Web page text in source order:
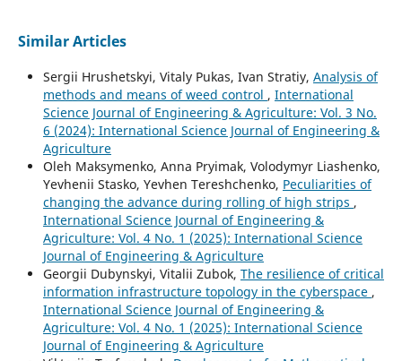
Similar Articles
Sergiі Hrushetskyі, Vitaly Pukas, Ivan Stratiy, Analysis of
methods and means of weed control , International
Science Journal of Engineering & Agriculture: Vol. 3 No.
6 (2024): International Science Journal of Engineering &
Agriculture
Oleh Maksymenko, Anna Pryimak, Volodymyr Liashenko,
Yevhenii Stasko, Yevhen Tereshchenko, Peculiarities of
changing the advance during rolling of high strips ,
International Science Journal of Engineering &
Agriculture: Vol. 4 No. 1 (2025): International Science
Journal of Engineering & Agriculture
Georgii Dubynskyi, Vitalii Zubok, The resilience of critical
information infrastructure topology in the cyberspace ,
International Science Journal of Engineering &
Agriculture: Vol. 4 No. 1 (2025): International Science
Journal of Engineering & Agriculture